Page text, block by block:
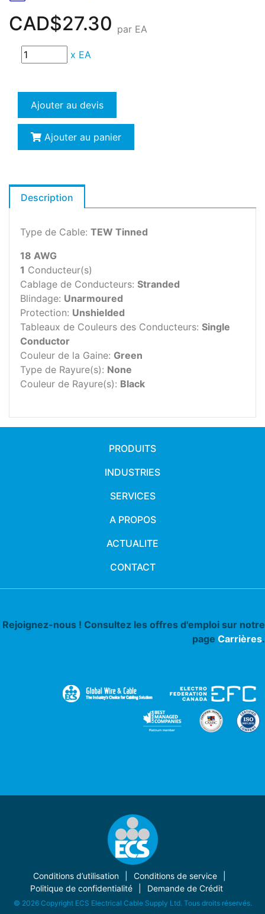
CAD$27.30 par EA
x EA
Ajouter au devis
Ajouter au panier
Description
Type de Cable: TEW Tinned
18 AWG
1 Conducteur(s)
Cablage de Conducteurs: Stranded
Blindage: Unarmoured
Protection: Unshielded
Tableaux de Couleurs des Conducteurs: Single
Conductor
Couleur de la Gaine: Green
Type de Rayure(s): None
Couleur de Rayure(s): Black
PRODUITS
INDUSTRIES
SERVICES
A PROPOS
ACTUALITE
CONTACT
Rejoignez-nous ! Consultez les offres d'emploi sur notre
page Carrières.
Conditions d’utilisation
Conditions de service
Politique de confidentialité
Demande de Crédit
© 2026 Copyright ECS Electrical Cable Supply Ltd. Tous droits réservés.